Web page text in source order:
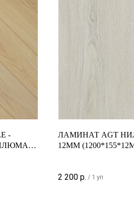
-
ИЛЮМА |
ЛАМИНАТ AGT НИЛ
12ММ
2 200 р. / 1 уп